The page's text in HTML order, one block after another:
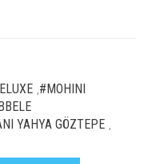
#MOHINI
YAHYA GÖZTEPE